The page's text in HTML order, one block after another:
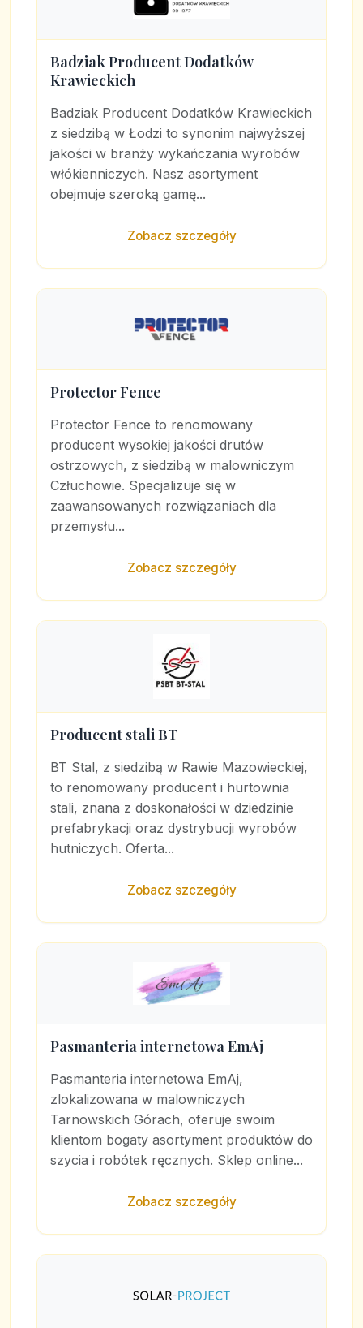
Badziak Producent Dodatków
Krawieckich
Badziak Producent Dodatków Krawieckich
z siedzibą w Łodzi to synonim najwyższej
jakości w branży wykańczania wyrobów
włókienniczych. Nasz asortyment
obejmuje szeroką gamę...
Zobacz szczegóły
Protector Fence
Protector Fence to renomowany
producent wysokiej jakości drutów
ostrzowych, z siedzibą w malowniczym
Człuchowie. Specjalizuje się w
zaawansowanych rozwiązaniach dla
przemysłu...
Zobacz szczegóły
Producent stali BT
BT Stal, z siedzibą w Rawie Mazowieckiej,
to renomowany producent i hurtownia
stali, znana z doskonałości w dziedzinie
prefabrykacji oraz dystrybucji wyrobów
hutniczych. Oferta...
Zobacz szczegóły
Pasmanteria internetowa EmAj
Pasmanteria internetowa EmAj,
zlokalizowana w malowniczych
Tarnowskich Górach, oferuje swoim
klientom bogaty asortyment produktów do
szycia i robótek ręcznych. Sklep online...
Zobacz szczegóły